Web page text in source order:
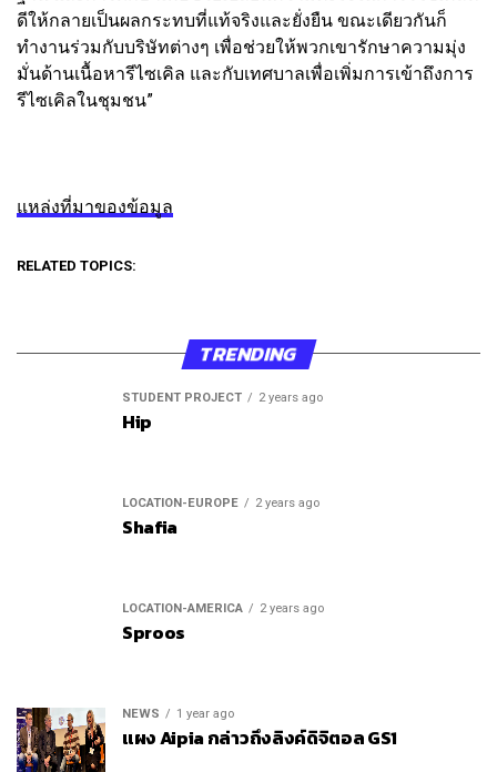
ดีให้กลายเป็นผลกระทบที่แท้จริงและยั่งยืน ขณะเดียวกันก็
ทำงานร่วมกับบริษัทต่างๆ เพื่อช่วยให้พวกเขารักษาความมุ่ง
มั่นด้านเนื้อหารีไซเคิล และกับเทศบาลเพื่อเพิ่มการเข้าถึงการ
รีไซเคิลในชุมชน”
แหล่งที่มาของข้อมูล
RELATED TOPICS:
TRENDING
STUDENT PROJECT 2 years ago
Hip
LOCATION-EUROPE 2 years ago
Shafia
LOCATION-AMERICA 2 years ago
Sproos
NEWS 1 year ago
แผง Aipia กล่าวถึงลิงค์ดิจิตอล GS1